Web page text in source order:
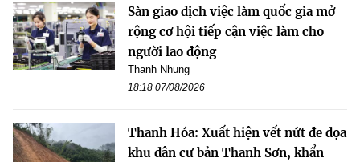
Sàn giao dịch việc làm quốc gia mở
rộng cơ hội tiếp cận việc làm cho
người lao động
Thanh Nhung
18:18 07/08/2026
Thanh Hóa: Xuất hiện vết nứt đe dọa
khu dân cư bản Thanh Sơn, khẩn